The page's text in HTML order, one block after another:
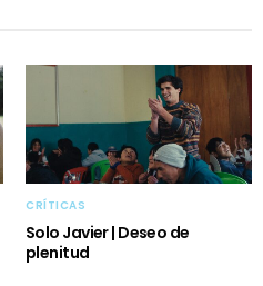
CRÍTICAS
Solo Javier | Deseo de
plenitud